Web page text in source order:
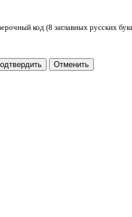
код (8 заглавных русских